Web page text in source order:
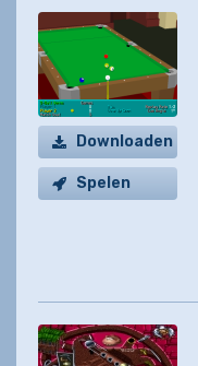
Downloaden
Spelen